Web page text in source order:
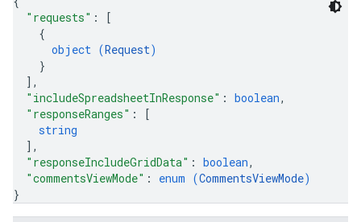
"requests" :
[
{
object (Request)
}
] ,
"includeSpreadsheetInResponse" : boolean,
"responseRanges" :
[
string
] ,
"responseIncludeGridData" : boolean,
"commentsViewMode" : enum (CommentsViewMode)
}